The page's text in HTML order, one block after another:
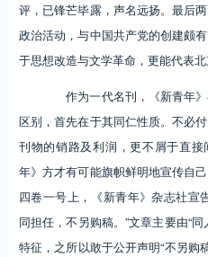
评，已锋芒毕露，声名远扬。最后
政治活动，与中国共产党的创建颇
于思想改造与文学革命，更能代表北
作为一代名刊，《新青年》
区别，首先在于其同仁性质。不必
刊物的销路及利润，更不屑于直
年》方才有可能旗帜鲜明地宣传自
四卷一号上，《新青年》杂志社宣
同担任，不另购稿。”文章主要由“
特征，之所以敢于公开声明“不另购